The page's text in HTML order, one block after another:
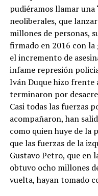
pudiéramos llamar una
neoliberales, que
millones de personas,
firmado en 2016 con la
el incremento de
infame represión
Iván Duque hizo frente
terminaron por
Casi todas las fuerzas
acompañaron, han
como quien huye de la
que las fuerzas de la
Gustavo Petro, que en
obtuvo ocho millones
vuelta, hayan tomado